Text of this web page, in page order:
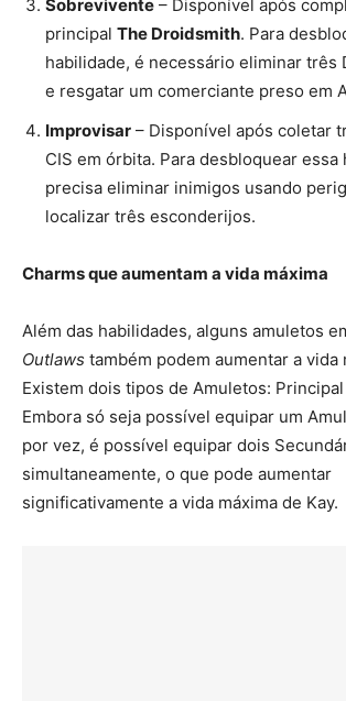
Sobrevivente – Disponível após
principal The Droidsmith. Para
habilidade, é necessário eliminar três
e resgatar um comerciante preso em
Improvisar – Disponível após coletar
CIS em órbita. Para desbloquear essa
precisa eliminar inimigos usando
localizar três esconderijos.
Charms que aumentam a vida máxima
Além das habilidades, alguns amuletos
Outlaws também podem aumentar a vida
Existem dois tipos de Amuletos:
Embora só seja possível equipar um
por vez, é possível equipar dois
simultaneamente, o que pode aumentar
significativamente a vida máxima de Kay.